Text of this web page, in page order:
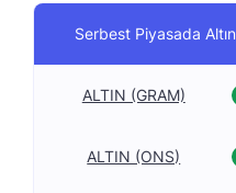
Serbest Piyasada Altın
ALTIN (GRAM)
ALTIN (ONS)